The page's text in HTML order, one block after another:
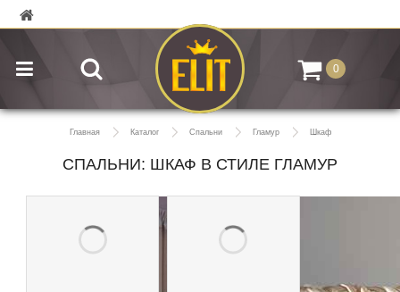
0
Главная Каталог Спальни Гламур Шкаф
СПАЛЬНИ: ШКАФ В СТИЛЕ ГЛАМУР